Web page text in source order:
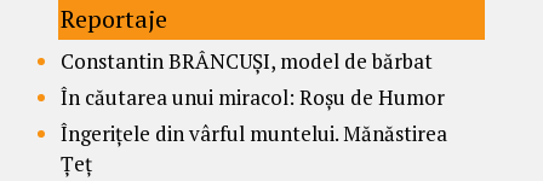
Reportaje
Constantin BRÂNCUȘI, model de bărbat
În căutarea unui miracol: Roșu de Humor
Îngerițele din vârful muntelui. Mănăstirea
Țeț